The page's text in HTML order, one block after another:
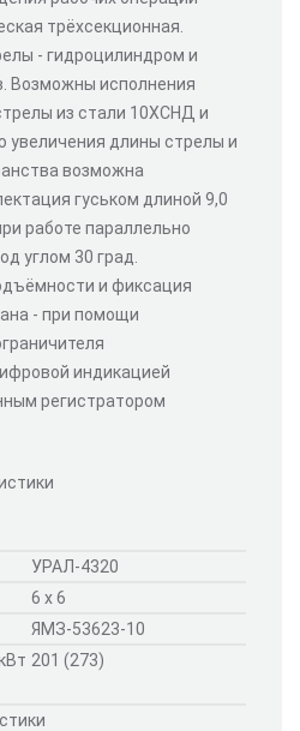
трёхсекционная.
- гидроцилиндром и
Возможны исполнения
из стали 10ХСНД и
увеличения длины стрелы и
возможна
гуськом длиной 9,0
работе параллельно
углом 30 град.
и фиксация
- при помощи
индикацией
регистратором
УРАЛ-4320
6 x 6
ЯМЗ-53623-10
201 (273)